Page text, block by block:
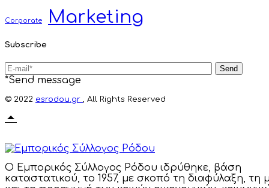
Corporate Marketing
Subscribe
Send
*Send message
© 2022 esrodou.gr , All Rights Reserved
Ο Εμπορικός Σύλλογος Ρόδου ιδρύθηκε, βάση
καταστατικού, το 1957, με σκοπό τη διαφύλαξη, τη